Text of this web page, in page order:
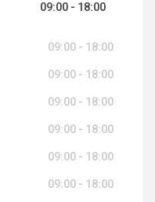
09:00 - 18:00
09:00 - 18:00
09:00 - 18:00
09:00 - 18:00
09:00 - 18:00
09:00 - 18:00
09:00 - 18:00